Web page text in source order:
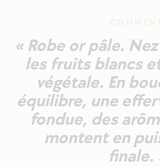
« Robe or pâle.
les fruits blancs
végétale. En
équilibre, une
fondue, des
montent en
finale.